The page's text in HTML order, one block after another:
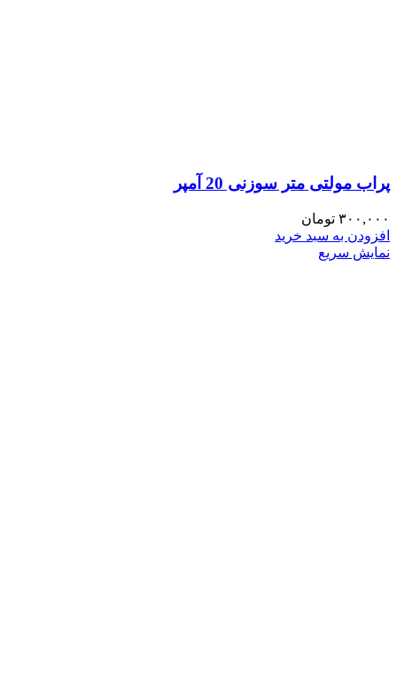
پراب مولتی متر سوزنی 20 آمپر
۳۰۰,۰۰۰ تومان
افزودن به سبد خرید
نمایش سریع